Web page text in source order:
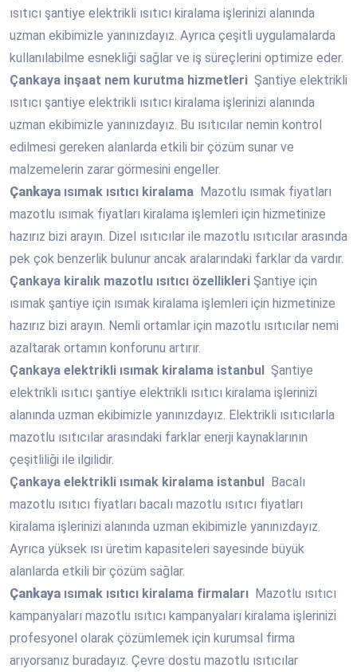
ısıtıcı şantiye elektrikli ısıtıcı kiralama işlerinizi alanında
uzman ekibimizle yanınızdayız. Ayrıca çeşitli uygulamalarda
kullanılabilme esnekliği sağlar ve iş süreçlerini optimize eder.
Çankaya inşaat nem kurutma hizmetleri Şantiye elektrikli
ısıtıcı şantiye elektrikli ısıtıcı kiralama işlerinizi alanında
uzman ekibimizle yanınızdayız. Bu ısıtıcılar nemin kontrol
edilmesi gereken alanlarda etkili bir çözüm sunar ve
malzemelerin zarar görmesini engeller.
Çankaya ısımak ısıtıcı kiralama Mazotlu ısımak fiyatları
mazotlu ısımak fiyatları kiralama işlemleri için hizmetinize
hazırız bizi arayın. Dizel ısıtıcılar ile mazotlu ısıtıcılar arasında
pek çok benzerlik bulunur ancak aralarındaki farklar da vardır.
Çankaya kiralık mazotlu ısıtıcı özellikleri Şantiye için
ısımak şantiye için ısımak kiralama işlemleri için hizmetinize
hazırız bizi arayın. Nemli ortamlar için mazotlu ısıtıcılar nemi
azaltarak ortamın konforunu artırır.
Çankaya elektrikli ısımak kiralama istanbul
Şantiye
elektrikli ısıtıcı şantiye elektrikli ısıtıcı kiralama işlerinizi
alanında uzman ekibimizle yanınızdayız. Elektrikli ısıtıcılarla
mazotlu ısıtıcılar arasındaki farklar enerji kaynaklarının
çeşitliliği ile ilgilidir.
Çankaya elektrikli ısımak kiralama istanbul
Bacalı
mazotlu ısıtıcı fiyatları bacalı mazotlu ısıtıcı fiyatları
kiralama işlerinizi alanında uzman ekibimizle yanınızdayız.
Ayrıca yüksek ısı üretim kapasiteleri sayesinde büyük
alanlarda etkili bir çözüm sağlar.
Çankaya ısımak ısıtıcı kiralama firmaları Mazotlu ısıtıcı
kampanyaları mazotlu ısıtıcı kampanyaları kiralama işlerinizi
profesyonel olarak çözümlemek için kurumsal firma
arıyorsanız buradayız. Çevre dostu mazotlu ısıtıcılar